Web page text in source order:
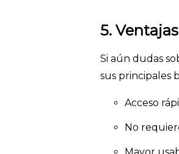
5.
Si aún dudas
sus principales
Acceso
No